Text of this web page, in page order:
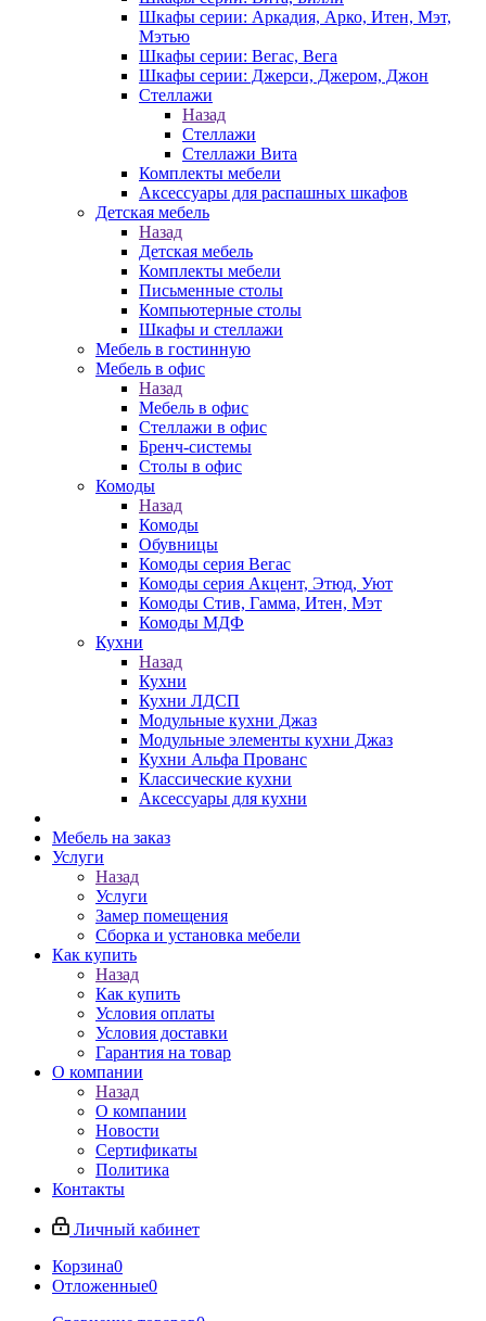
Шкафы серии: Аркадия, Арко, Итен, Мэт,
Мэтью
Шкафы серии: Вегас, Вега
Шкафы серии: Джерси, Джером, Джон
Стеллажи
Назад
Стеллажи
Стеллажи Вита
Комплекты мебели
Аксессуары для распашных шкафов
Детская мебель
Назад
Детская мебель
Комплекты мебели
Письменные столы
Компьютерные столы
Шкафы и стеллажи
Мебель в гостинную
Мебель в офис
Назад
Мебель в офис
Стеллажи в офис
Бренч-системы
Столы в офис
Комоды
Назад
Комоды
Обувницы
Комоды серия Вегас
Комоды серия Акцент, Этюд, Уют
Комоды Стив, Гамма, Итен, Мэт
Комоды МДФ
Кухни
Назад
Кухни
Кухни ЛДСП
Модульные кухни Джаз
Модульные элементы кухни Джаз
Кухни Альфа Прованс
Классические кухни
Аксессуары для кухни
Мебель на заказ
Услуги
Назад
Услуги
Замер помещения
Сборка и установка мебели
Как купить
Назад
Как купить
Условия оплаты
Условия доставки
Гарантия на товар
О компании
Назад
О компании
Новости
Сертификаты
Политика
Контакты
Личный кабинет
Корзина0
Отложенные0